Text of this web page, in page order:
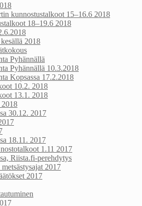
kunnostustalkoot 15–16.6 2018
18–19.6 2018
2018
Pyhännällä
Pyhännällä 10.3.2018
Kopsassa 17.2.2018
10.2. 2018
13.1. 2018
30.12. 2017
18.11. 2017
1.11 2017
Riista.fi-perehdytys
2017
2017